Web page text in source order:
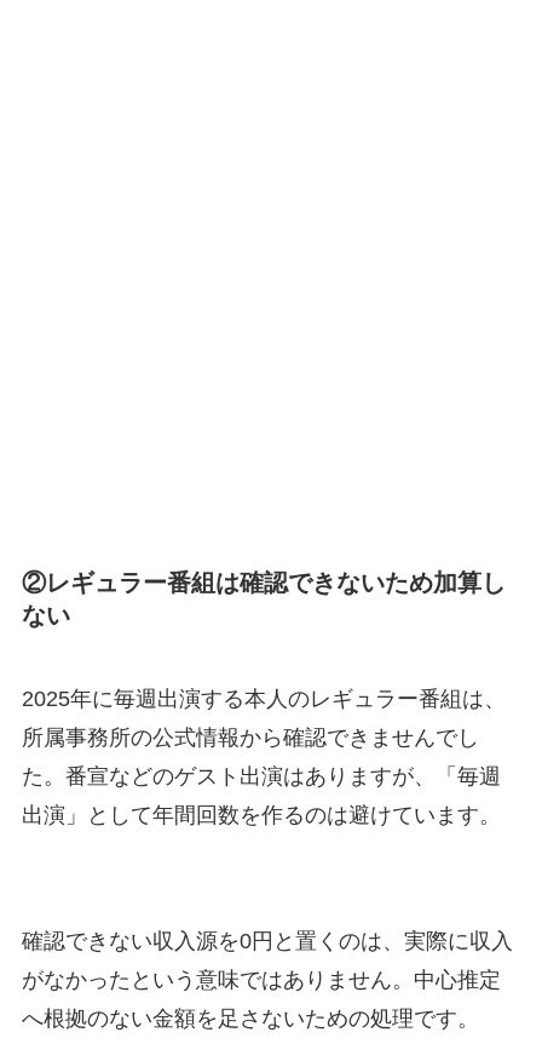
②レギュラー番組は確認できないため加算し
ない
2025年に毎週出演する本人のレギュラー番組は、
所属事務所の公式情報から確認できませんでし
た。番宣などのゲスト出演はありますが、「毎週
出演」として年間回数を作るのは避けています。
確認できない収入源を0円と置くのは、実際に収入
がなかったという意味ではありません。中心推定
へ根拠のない金額を足さないための処理です。